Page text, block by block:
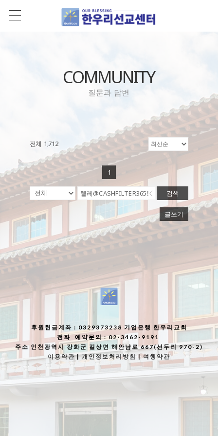
COMMUNITY
질문과 답변
전체 1,712
1
검색
글쓰기
후원헌금계좌 : 0329373238 기업은행 한우리교회
전화
예약문의 : 02-3462-9191
주소인천광역시 강화군 길상면 해안남로 667(선두리 970-2)
이용약관|개인정보처리방침 |여행약관